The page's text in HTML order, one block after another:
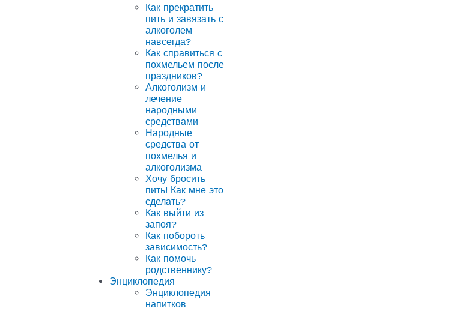
Как прекратить
пить и завязать с
алкоголем
навсегда?
Как справиться с
похмельем после
праздников?
Алкоголизм и
лечение
народными
средствами
Народные
средства от
похмелья и
алкоголизма
Хочу бросить
пить! Как мне это
сделать?
Как выйти из
запоя?
Как побороть
зависимость?
Как помочь
родственнику?
Энциклопедия
Энциклопедия
напитков